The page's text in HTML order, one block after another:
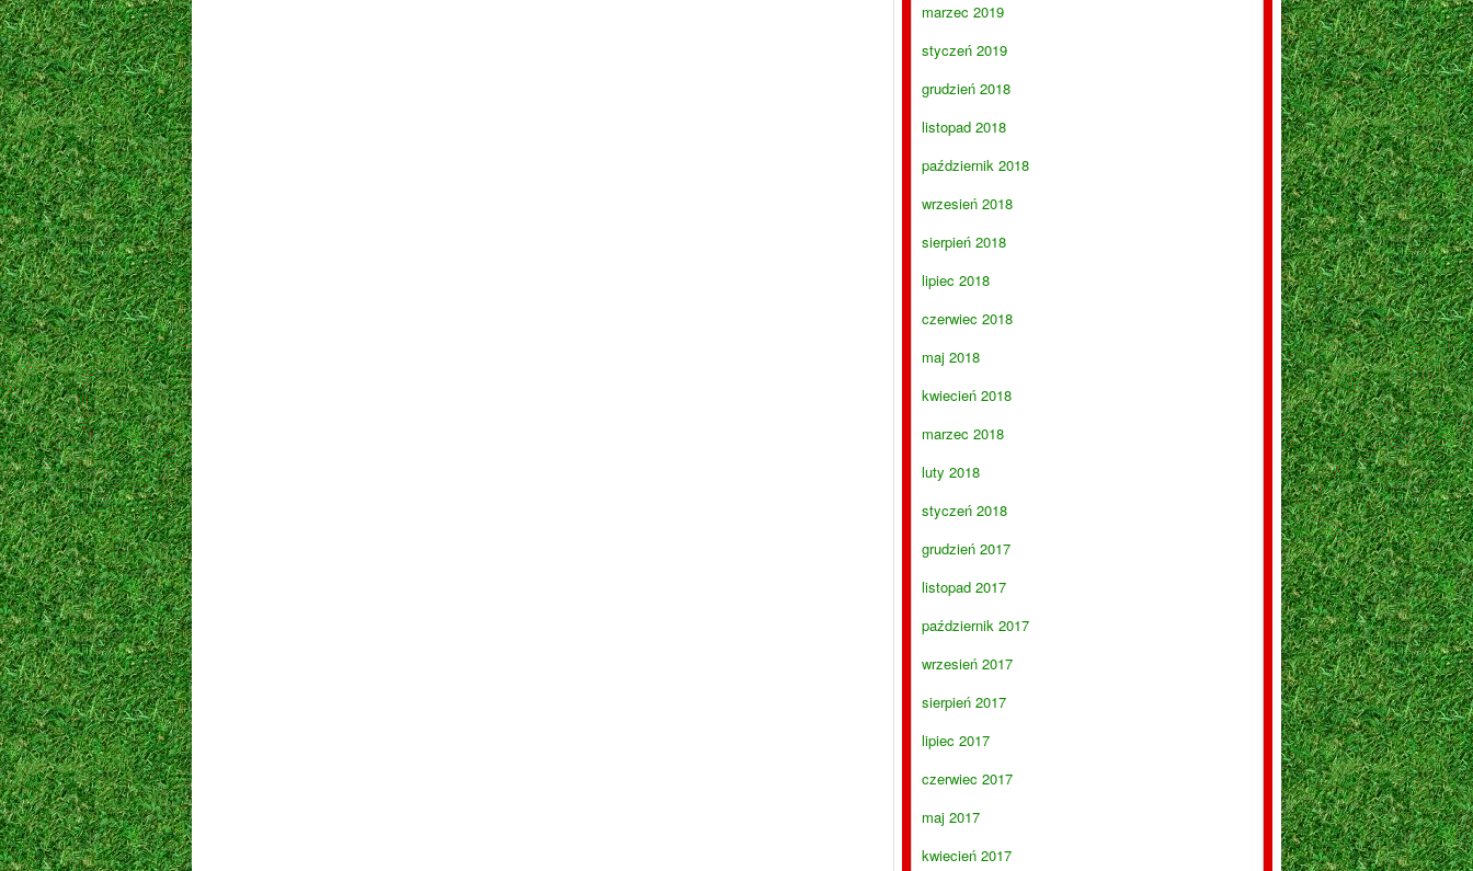
marzec 2019
styczeń 2019
grudzień 2018
listopad 2018
październik 2018
wrzesień 2018
sierpień 2018
lipiec 2018
czerwiec 2018
maj 2018
kwiecień 2018
marzec 2018
luty 2018
styczeń 2018
grudzień 2017
listopad 2017
październik 2017
wrzesień 2017
sierpień 2017
lipiec 2017
czerwiec 2017
maj 2017
kwiecień 2017